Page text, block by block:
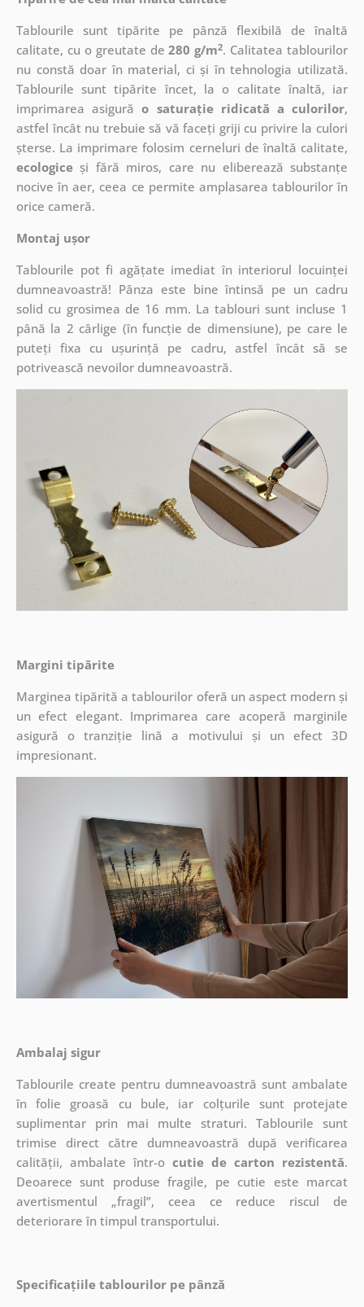
Tablourile sunt tipărite pe pânză flexibilă de înaltă
calitate, cu o greutate de280 g/m2. Calitatea tablourilor
nu constă doar în material, ci și în tehnologia utilizată.
Tablourile sunt tipărite încet, la o calitate înaltă, iar
imprimarea asigurăo saturație ridicată a culorilor,
astfel încât nu trebuie să vă faceți griji cu privire la culori
șterse. La imprimare folosim cerneluri de înaltă calitate,
ecologiceși fără miros, care nu eliberează substanțe
nocive în aer, ceea ce permite amplasarea tablourilor în
orice cameră.
Montaj ușor
Tablourile pot fi agățate imediat în interiorul locuinței
dumneavoastră! Pânza este bine întinsă pe un cadru
solid cu grosimea de 16 mm. La tablouri sunt incluse 1
până la 2 cârlige (în funcție de dimensiune), pe care le
puteți fixa cu ușurință pe cadru, astfel încât să se
potrivească nevoilor dumneavoastră.
Margini tipărite
Marginea tipărită a tablourilor oferă un aspect modern și
un efect elegant. Imprimarea care acoperă marginile
asigură o tranziție lină a motivului și un efect 3D
impresionant.
Ambalaj sigur
Tablourile create pentru dumneavoastră sunt ambalate
în folie groasă cu bule, iar colțurile sunt protejate
suplimentar prin mai multe straturi.Tablourile sunt
trimise direct către dumneavoastră după verificarea
calității, ambalate într-o cutie de carton rezistentă.
Deoarece sunt produse fragile, pe cutie este marcat
avertismentul „fragil”, ceea ce reduce riscul de
deteriorare în timpul transportului.
Specificațiile tablourilor pe pânză